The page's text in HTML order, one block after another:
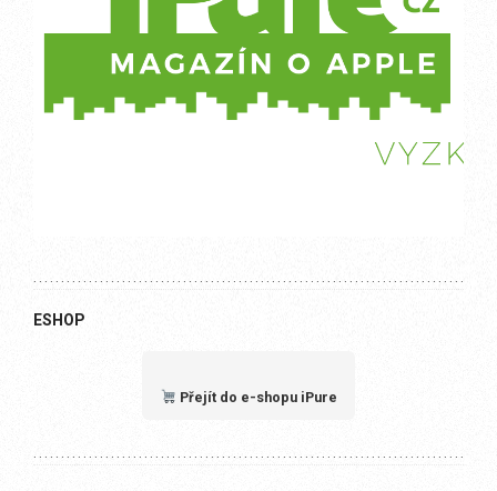
ESHOP
Přejít do e-shopu iPure